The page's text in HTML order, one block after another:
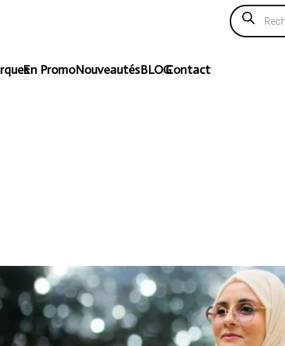
Recherche
de
produits
En PromoNouveautésBLOGContact